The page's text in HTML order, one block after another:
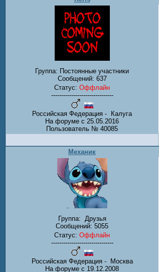
Группа: Постоянные участники
Сообщений: 637
Статус: Оффлайн
-------------------------------
Российская Федерация - Калуга
На форуме с 25.05.2016
Пользователь № 40085
Механик
Группа: Друзья
Сообщений: 5055
Статус: Оффлайн
-------------------------------
Российская Федерация - Москва
На форуме с 19.12.2008